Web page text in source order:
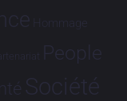
Hommage
People
Société